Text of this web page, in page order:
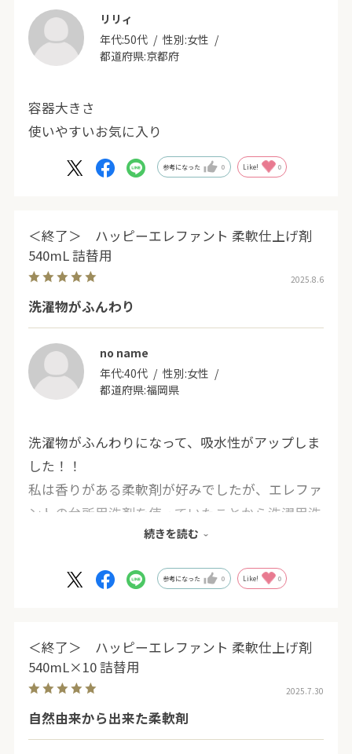
リリィ
年代:50代 性別:女性
都道府県:京都府
容器大きさ
使いやすいお気に入り
参考になった 0 Like! 0
＜終了＞ ハッピーエレファント 柔軟仕上げ剤
540mL 詰替用
2025.8.6
洗濯物がふんわり
no name
年代:40代 性別:女性
都道府県:福岡県
洗濯物がふんわりになって、吸水性がアップしま
した！！
私は香りがある柔軟剤が好みでしたが、エレファ
ントの台所用洗剤を使っていたことから洗濯用洗
剤も使ってみることに。香りは無いですが、その
これを使い続ける予定です！！
続きを読む
参考になった 0 Like! 0
＜終了＞ ハッピーエレファント 柔軟仕上げ剤
540mL×10 詰替用
2025.7.30
自然由来から出来た柔軟剤